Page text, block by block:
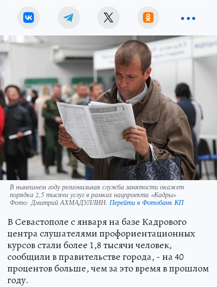
В нынешнем году региональная служба занятости окажет
порядка 2,5 тысячи услуг в рамках нацпроекта «Кадры»
Фото: Дмитрий АХМАДУЛЛИН. Перейти в Фотобанк КП
В Севастополе с января на базе Кадрового
центра слушателями профориентационных
курсов стали более 1,8 тысячи человек,
сообщили в правительстве города, - на 40
процентов больше, чем за это время в прошлом
году.